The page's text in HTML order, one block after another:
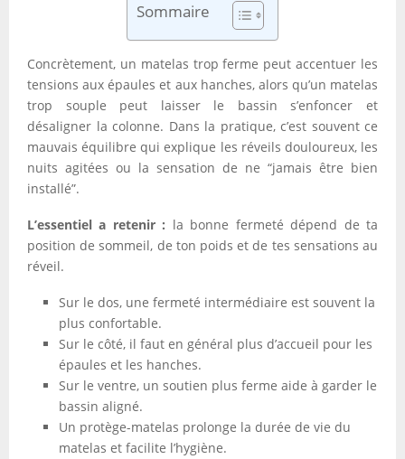
Sommaire
Concrètement, un matelas trop ferme peut accentuer les
tensions aux épaules et aux hanches, alors qu’un matelas
trop souple peut laisser le bassin s’enfoncer et
désaligner la colonne. Dans la pratique, c’est souvent ce
mauvais équilibre qui explique les réveils douloureux, les
nuits agitées ou la sensation de ne “jamais être bien
installé”.
L’essentiel a retenir : la bonne fermeté dépend de ta
position de sommeil, de ton poids et de tes sensations au
réveil.
Sur le dos, une fermeté intermédiaire est souvent la
plus confortable.
Sur le côté, il faut en général plus d’accueil pour les
épaules et les hanches.
Sur le ventre, un soutien plus ferme aide à garder le
bassin aligné.
Un protège-matelas prolonge la durée de vie du
matelas et facilite l’hygiène.